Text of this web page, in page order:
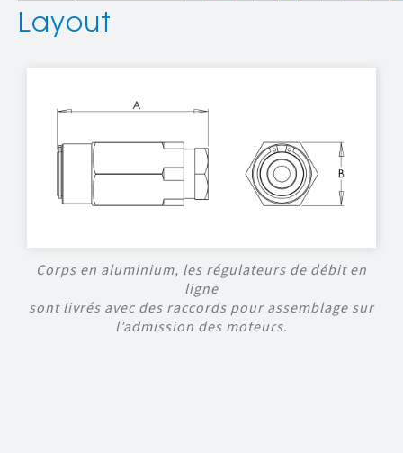
Layout
Corps en aluminium, les régulateurs de débit en
ligne
sont livrés avec des raccords pour assemblage sur
l’admission des moteurs.